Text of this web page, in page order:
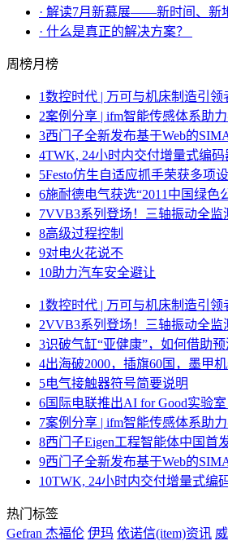
· 解读7月新慕展——新时间、新
· 什么是真正的解决方案？
周榜月榜
1数控时代 | 万可与机床制造引领
2案例分享 | ifm智能传感体系助
3西门子全新发布基于Web的
4TWK, 24小时内交付增量式编码
5Festo仿生自适应抓手荣获多项
6施耐德电气获选“2011中国绿色
7VVB3系列登场！三轴振动全监
8高级过程控制
9对电火花说不
10助力汽车安全避让
1数控时代 | 万可与机床制造引领
2VVB3系列登场！三轴振动全监
3识破气缸“亚健康”，如何借助预
4出海破2000，插旗60国，墨甲
5电气接触器符号简要说明
6国际电联推出AI for Good实验室
7案例分享 | ifm智能传感体系助
8西门子Eigen工程智能体中国首
9西门子全新发布基于Web的
10TWK, 24小时内交付增量式编
热门标签
Gefran 杰福伦 伊玛 依诺信(item)资讯